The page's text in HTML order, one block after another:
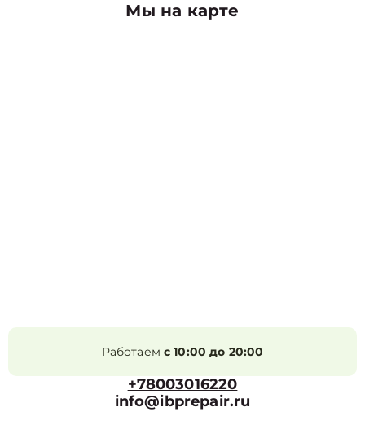
Мы на карте
Работаем с 10:00 до 20:00
+78003016220
info@ibprepair.ru